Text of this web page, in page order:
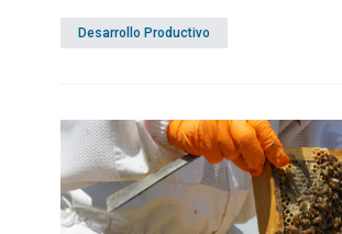
Desarrollo Productivo